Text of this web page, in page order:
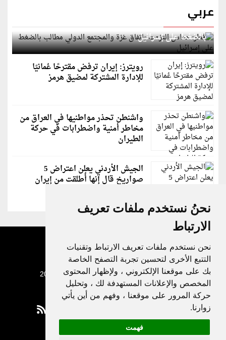
نحنُ نستخدم ملفات تعريف
الارتباط
نحن نستخدم ملفات تعريف الارتباط وتقنيات
التتبع الأخرى لتحسين تجربة التصفح الخاصة
بك على موقعنا الإلكتروني ، ولإظهار المحتوى
المخصص والإعلانات المستهدفة لك ، وتحليل
حركة المرور على موقعنا ، وفهم من أين يأتي
زوارنا.
فهمت
عربي
قطر: حماس التزمت باتفاق غزة والمجتمع الدولي مطالب
بالضغط على إسرائيل
رويترز: إيران ترفض مقترحًا عُمانيًا
للإدارة المشتركة لمضيق هرمز
واشنطن تحذر مواطنيها في العراق من
مخاطر أمنية واضطرابات في حركة
الطيران
الجيش الأردني يعلن اعتراض 5
صواريخ قال إنها أُطلقت من إيران
جميع الحقوق محفوظة لدنيا الوطن © 2003 - 2022
Privacy Policy